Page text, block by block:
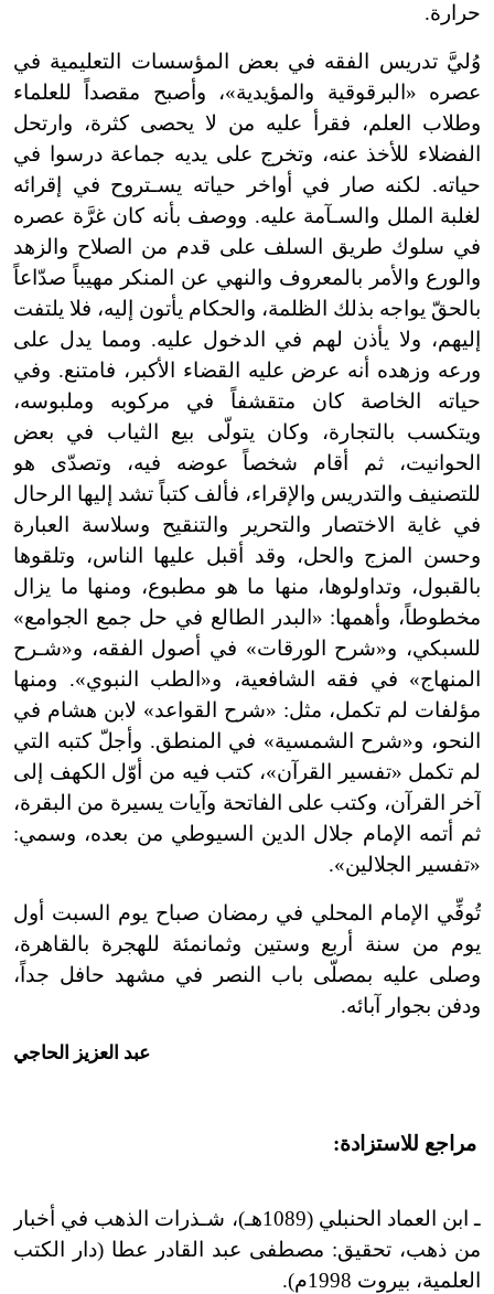
حرارة.
وُليَّ تدريس الفقه في بعض المؤسسات التعليمية في
عصره «البرقوقية والمؤيدية»، وأصبح مقصداً للعلماء
وطلاب العلم، فقرأ عليه من لا يحصى كثرة، وارتحل
الفضلاء للأخذ عنه، وتخرج على يديه جماعة درسوا في
حياته. لكنه صار في أواخر حياته يسـتروح في إقرائه
لغلبة الملل والسـآمة عليه. ووصف بأنه كان غرَّة عصره
في سلوك طريق السلف على قدم من الصلاح والزهد
والورع والأمر بالمعروف والنهي عن المنكر مهيباً صدّاعاً
بالحقّ يواجه بذلك الظلمة، والحكام يأتون إليه، فلا يلتفت
إليهم، ولا يأذن لهم في الدخول عليه. ومما يدل على
ورعه وزهده أنه عرض عليه القضاء الأكبر، فامتنع. وفي
حياته الخاصة كان متقشفاً في مركوبه وملبوسه،
ويتكسب بالتجارة، وكان يتولّى بيع الثياب في بعض
الحوانيت، ثم أقام شخصاً عوضه فيه، وتصدّى هو
للتصنيف والتدريس والإقراء، فألف كتباً تشد إليها الرحال
في غاية الاختصار والتحرير والتنقيح وسلاسة العبارة
وحسن المزج والحل، وقد أقبل عليها الناس، وتلقوها
بالقبول، وتداولوها، منها ما هو مطبوع، ومنها ما يزال
مخطوطاً، وأهمها: «البدر الطالع في حل جمع الجوامع»
للسبكي، و«شرح الورقات» في أصول الفقه، و«شـرح
المنهاج» في فقه الشافعية، و«الطب النبوي». ومنها
مؤلفات لم تكمل، مثل: «شرح القواعد» لابن هشام في
النحو، و«شرح الشمسية» في المنطق. وأجلّ كتبه التي
لم تكمل «تفسير القرآن»، كتب فيه من أوّل الكهف إلى
آخر القرآن، وكتب على الفاتحة وآيات يسيرة من البقرة،
ثم أتمه الإمام جلال الدين السيوطي من بعده، وسمي:
«تفسير الجلالين».
تُوفِّي الإمام المحلي في رمضان صباح يوم السبت أول
يوم من سنة أربع وستين وثمانمئة للهجرة بالقاهرة،
وصلى عليه بمصلّى باب النصر في مشهد حافل جداً،
ودفن بجوار آبائه.
عبد العزيز الحاجي
مراجع للاستزادة:
ـ ابن العماد الحنبلي (1089هـ)، شـذرات الذهب في أخبار
من ذهب، تحقيق: مصطفى عبد القادر عطا (دار الكتب
العلمية، بيروت 1998م).